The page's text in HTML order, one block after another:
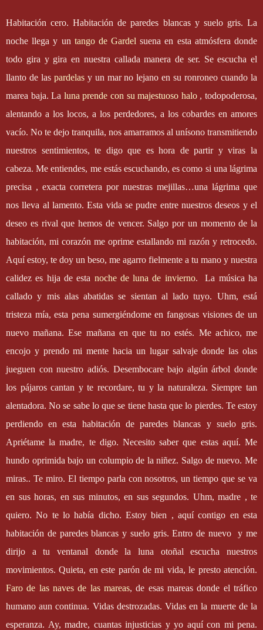
Habitación cero. Habitación de paredes blancas y suelo gris. La
noche llega y un tango de Gardel suena en esta atmósfera donde
todo gira y gira en nuestra callada manera de ser. Se escucha el
llanto de las pardelasy un mar no lejano en su ronroneo cuando la
marea baja. La luna prende con su majestuoso halo, todopoderosa,
alentando a los locos, a los perdedores, a los cobardes en amores
vacío. No te dejo tranquila, nos amarramos al unísono transmitiendo
nuestros sentimientos, te digo que es hora de partir y viras la
cabeza. Me entiendes, me estás escuchando, es como si una lágrima
precisa , exacta corretera por nuestras mejillas…una lágrima que
nos lleva al lamento. Esta vida se pudre entre nuestros deseos y el
deseo es rival que hemos de vencer. Salgo por un momento de la
habitación, mi corazón me oprime estallando mi razón y retrocedo.
Aquí estoy, te doy un beso, me agarro fielmente a tu mano y nuestra
calidez es hija de esta noche de luna de invierno.
La música ha
callado y mis alas abatidas se sientan al lado tuyo. Uhm, está
tristeza mía, esta pena sumergiéndome en fangosas visiones de un
nuevo mañana. Ese mañana en que tu no estés. Me achico, me
encojo y prendo mi mente hacia un lugar salvaje donde las olas
jueguen con nuestro adiós. Desembocare bajo algún árbol donde
los pájaros cantan y te recordare, tu y la naturaleza. Siempre tan
alentadora. No se sabe lo que se tiene hasta que lo pierdes. Te estoy
perdiendo en esta habitación de paredes blancas y suelo gris.
Apriétame la madre, te digo. Necesito saber que estas aquí. Me
hundo oprimida bajo un columpio de la niñez. Salgo de nuevo. Me
miras.. Te miro. El tiempo parla con nosotros, un tiempo que se va
en sus horas, en sus minutos, en sus segundos. Uhm, madre , te
quiero. No te lo había dicho. Estoy bien , aquí contigo en esta
habitación de paredes blancas y suelo gris. Entro de nuevo
y me
dirijo a tu ventanal donde la luna otoñal escucha nuestros
movimientos. Quieta, en este parón de mi vida, le presto atención.
Faro de las naves de las mareas, de esas mareas donde el tráfico
humano aun continua. Vidas destrozadas. Vidas en la muerte de la
esperanza. Ay, madre, cuantas injusticias y yo aquí con mi pena.